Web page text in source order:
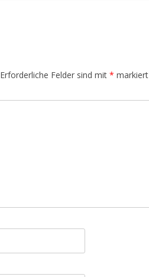
Erforderliche Felder sind mit * markiert